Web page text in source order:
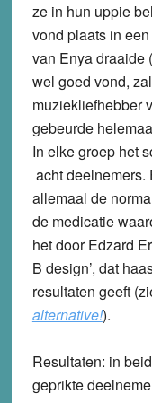
ze in hun uppie
vond plaats in
van Enya draaide
wel goed vond,
muziekliefhebber
gebeurde
In elke groep het
acht
allemaal de
de medicatie
het door Edzard
B design’, dat
resultaten geeft
alternative!).
Resultaten: in
geprikte